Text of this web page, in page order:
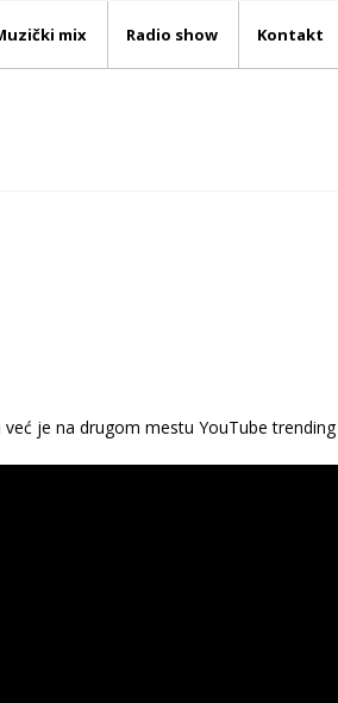
mix Radio show Kontakt
je na drugom mestu YouTube